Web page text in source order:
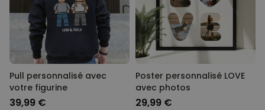
Pull personnalisé avec
votre figurine
39,99 €
Poster personnalisé LOVE
avec photos
29,99 €